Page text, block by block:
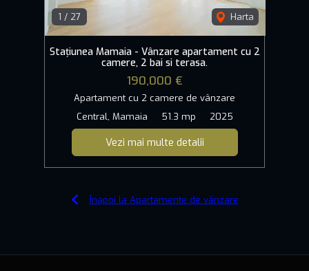
1 / 27 Harta
Stațiunea Mamaia - Vânzare apartament cu 2
camere, 2 bai si terasa.
190,000 €
Apartament cu 2 camere de vânzare
Central, Mamaia
51.3 mp 2025
Vezi mai multe detalii
Înapoi la Apartamente de vânzare